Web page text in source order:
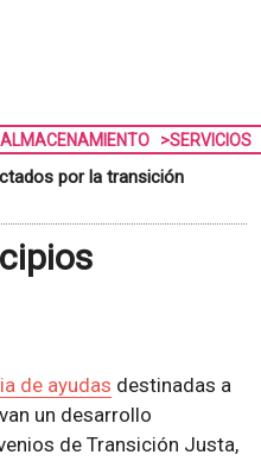
ALMACENAMIENTO >SERVICIOS
por la transición
de ayudas destinadas a
un desarrollo
de Transición Justa,